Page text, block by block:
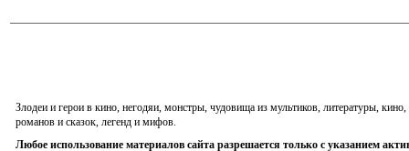
Злодеи и герои в кино, негодяи, монстры, чудовища из мультиков, литературы,
романов и сказок, легенд и мифов.
Любое использование материалов сайта разрешается только с указанием